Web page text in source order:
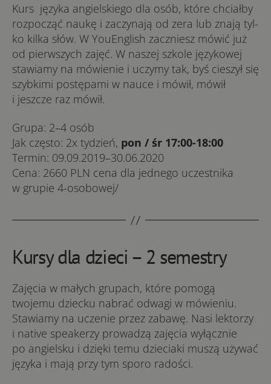
Kurs języka angielskiego dla osób, któ­re chciałby
rozpocząć naukę i zaczynają od zera lub zna­ją tyl­
ko kil­ka słów. W YouEnglish zaczniesz mówić już
od pierwszych zajęć. W naszej szkole językowej
stawiamy na mówienie i uczymy tak, byś cieszył się
szybkimi postępami w nauce i mówił, mówił
i jeszcze raz mówił.
Gru­pa: 2–4 osób
Jak czę­sto: 2x ty­dzień, pon / śr 17:00-18:00
Ter­min: 09.09.2019–30.06.2020
Ce­na: 2660 PLN ce­na dla jed­ne­go uczest­ni­ka
w gru­pie 4-o­so­bo­we­j/
Kursy dla dzieci – 2 semestry
Zajęcia w małych grupach, które pomogą
twojemu dziecku nabrać odwagi w mówieniu.
Stawiamy na uczenie przez zabawę. Nasi lektorzy
i native speakerzy prowadzą zajęcia wyłącznie
po angielsku i dzięki temu dzieciaki muszą używać
języka i mają przy tym sporo radości.